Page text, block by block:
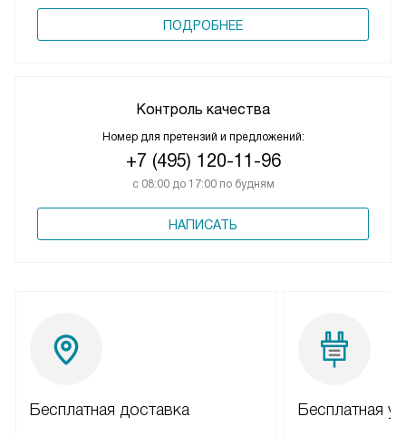
ПОДРОБНЕЕ
Контроль качества
Номер для претензий и предложений:
+7 (495) 120-11-96
с 08:00 до 17:00 по будням
НАПИСАТЬ
Бесплатная доставка Бесплатная